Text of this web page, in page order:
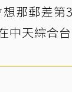
那郵差
中天綜合台